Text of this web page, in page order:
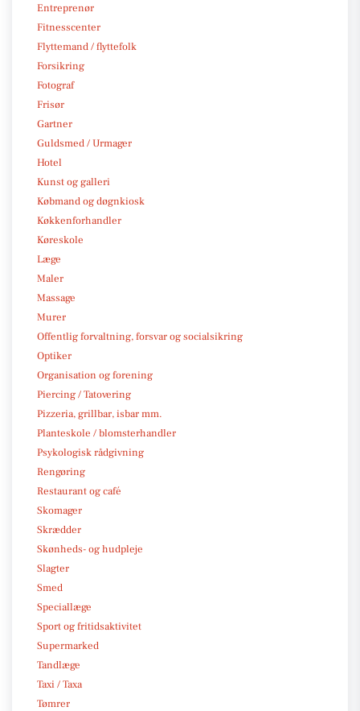
Entreprenør
Fitnesscenter
Flyttemand / flyttefolk
Forsikring
Fotograf
Frisør
Gartner
Guldsmed / Urmager
Hotel
Kunst og galleri
Købmand og døgnkiosk
Køkkenforhandler
Køreskole
Læge
Maler
Massage
Murer
Offentlig forvaltning, forsvar og socialsikring
Optiker
Organisation og forening
Piercing / Tatovering
Pizzeria, grillbar, isbar mm.
Planteskole / blomsterhandler
Psykologisk rådgivning
Rengøring
Restaurant og café
Skomager
Skrædder
Skønheds- og hudpleje
Slagter
Smed
Speciallæge
Sport og fritidsaktivitet
Supermarked
Tandlæge
Taxi / Taxa
Tømrer